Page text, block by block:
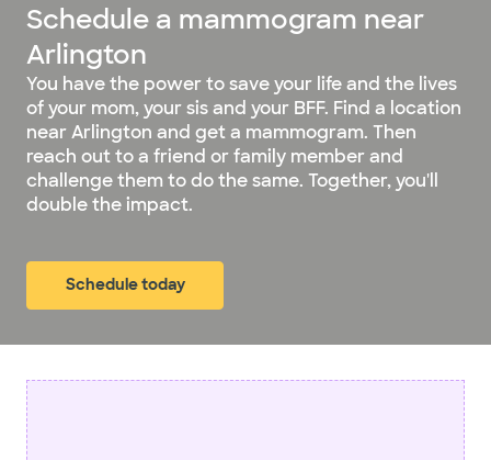
Schedule a mammogram near
Arlington
You have the power to save your life and the lives
of your mom, your sis and your BFF. Find a location
near Arlington and get a mammogram. Then
reach out to a friend or family member and
challenge them to do the same. Together, you'll
double the impact.
Schedule today